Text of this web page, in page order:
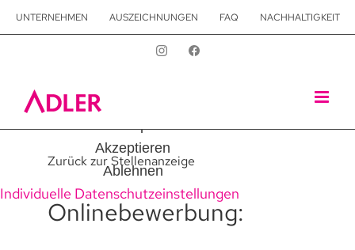
Zum
Inhalt
UNTERNEHMEN AUSZEICHNUNGEN FAQ NACHHALTIGKEIT
Zurück zur Stellenanzeige
Onlinebewerbung:
Wir nutzen Cookies auf unserer Website, die zum einen
essenziell für die Funktionalität der Seite sind und zum
Statistiken, Essenziell
Individuelle Datenschutzeinstellungen
Ablehnen
Alle akzeptieren
Akzeptieren